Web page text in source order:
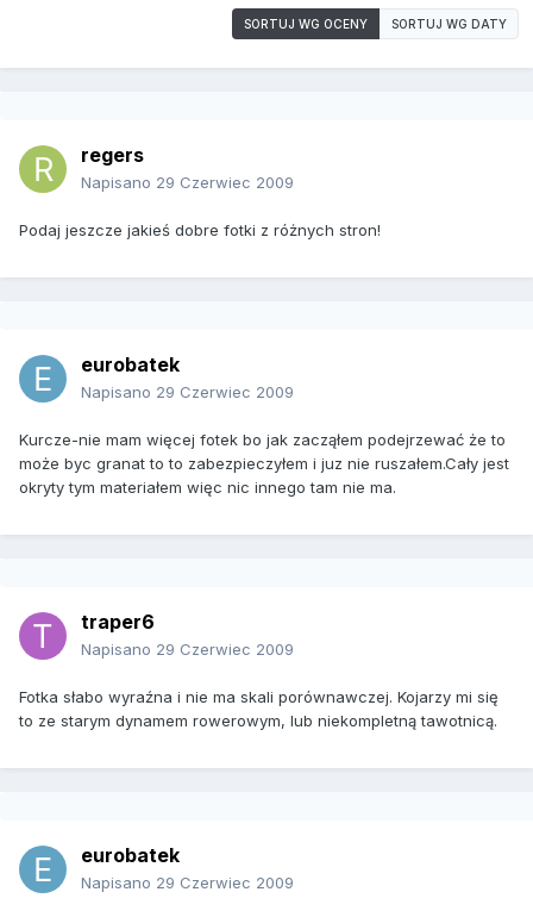
SORTUJ WG OCENY SORTUJ WG DATY
regers
Napisano 29 Czerwiec 2009
Podaj jeszcze jakieś dobre fotki z różnych stron!
eurobatek
Napisano 29 Czerwiec 2009
Kurcze-nie mam więcej fotek bo jak zacząłem podejrzewać że to
może byc granat to to zabezpieczyłem i juz nie ruszałem.Cały jest
okryty tym materiałem więc nic innego tam nie ma.
traper6
Napisano 29 Czerwiec 2009
Fotka słabo wyraźna i nie ma skali porównawczej. Kojarzy mi się
to ze starym dynamem rowerowym, lub niekompletną tawotnicą.
eurobatek
Napisano 29 Czerwiec 2009